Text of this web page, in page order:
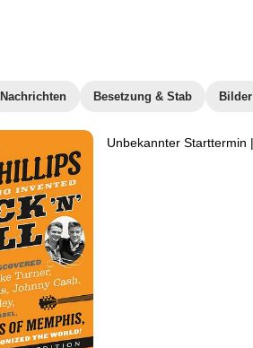
Nachrichten Besetzung & Stab Bilder
Unbekannter Starttermin |